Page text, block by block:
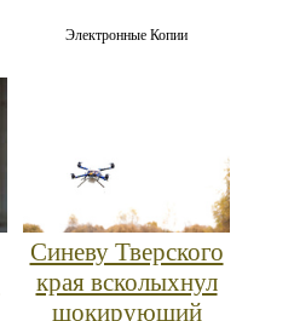
Электронные Копии
Синеву Тверского
края всколыхнул
шокирующий